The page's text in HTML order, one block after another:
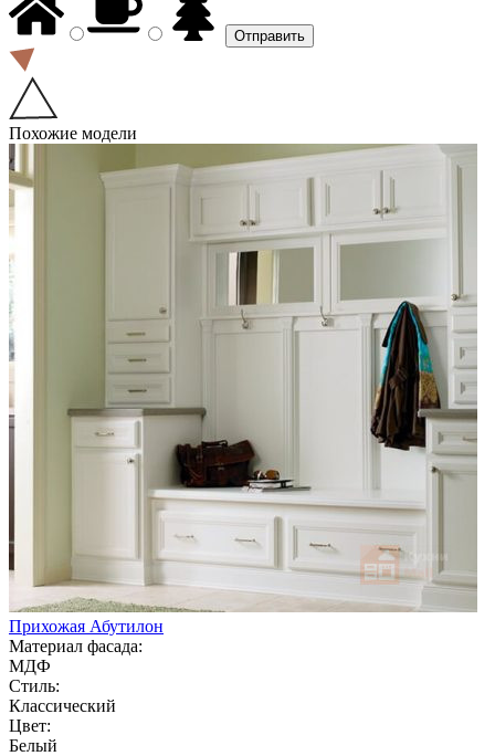
Похожие модели
Прихожая Абутилон
Материал фасада:
МДФ
Стиль:
Классический
Цвет:
Белый